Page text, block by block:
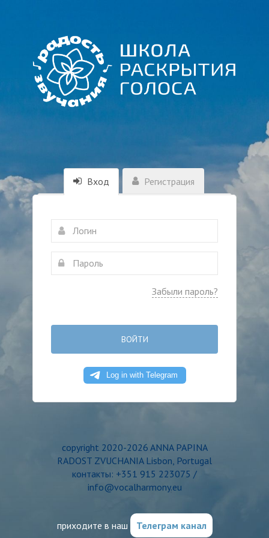
Вход Регистрация
Забыли пароль?
ВОЙТИ
copyright 2020-2026 ANNA PAPINA
RADOST ZVUCHANIA Lisbon, Portugal
контакты: +351 915 223075 /
info@vocalharmony.eu
приходите в наш Телеграм канал